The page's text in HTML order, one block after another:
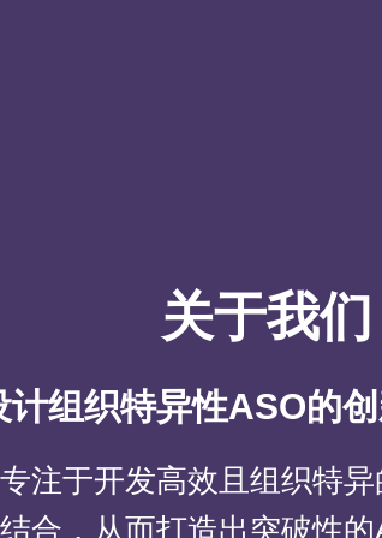
关于我们
计组织特异性ASO的
注于开发高效且组织特
合，从而打造出突破性